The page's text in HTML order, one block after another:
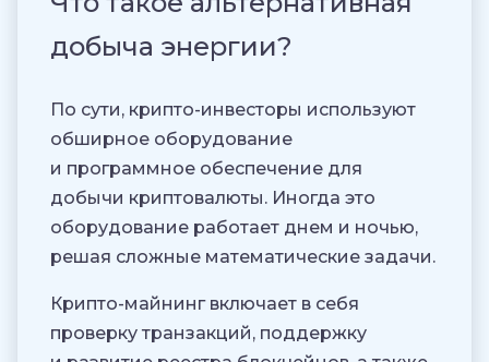
добыча энергии?
По сути, крипто-инвесторы используют
обширное оборудование
и программное обеспечение для
добычи криптовалюты. Иногда это
оборудование работает днем и ночью,
решая сложные математические задачи.
Крипто-майнинг включает в себя
проверку транзакций, поддержку